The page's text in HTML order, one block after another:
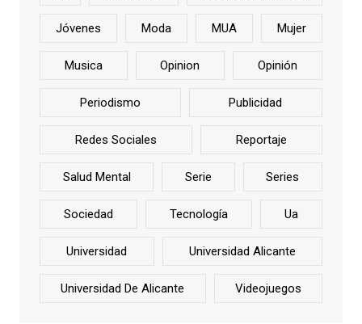
Jóvenes Moda MUA Mujer
Musica Opinion Opinión
Periodismo Publicidad
Redes Sociales Reportaje
Salud Mental Serie Series
Sociedad Tecnología Ua
Universidad Universidad Alicante
Universidad De Alicante Videojuegos